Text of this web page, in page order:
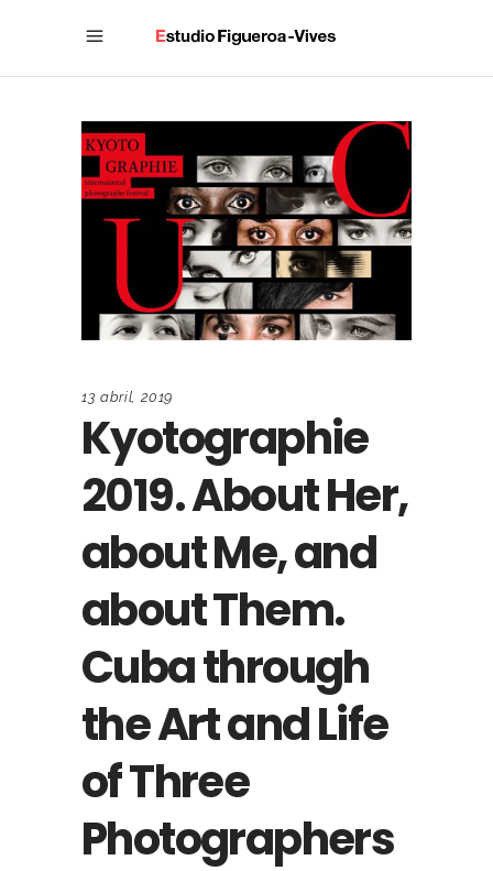
13 abril, 2019
Kyotographie
2019. About Her,
about Me, and
about Them.
Cuba through
the Art and Life
of Three
Photographers